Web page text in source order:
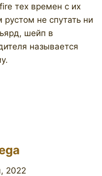
тех времен с их
не спутать ни
шейп в
называется
2022